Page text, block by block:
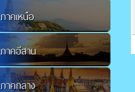
ภาคเหนือ
ภาคอีสาน
ภาคกลาง